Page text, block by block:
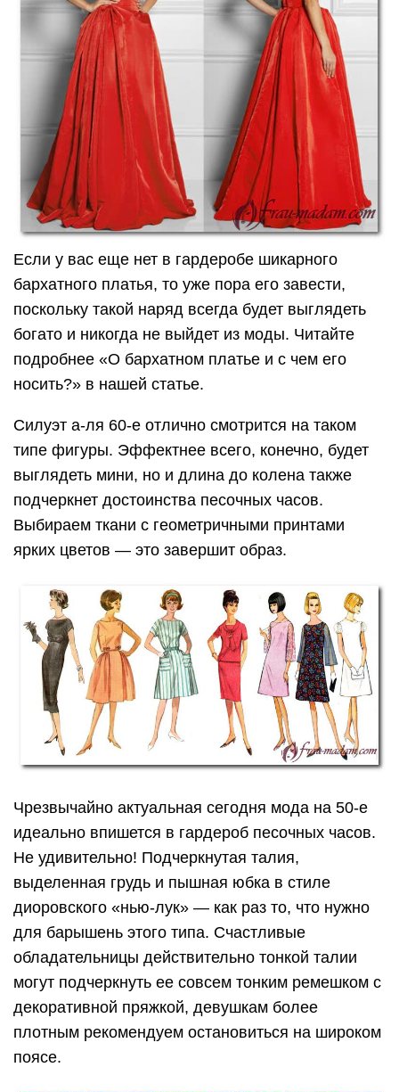
Если у вас еще нет в гардеробе шикарного
бархатного платья, то уже пора его завести,
поскольку такой наряд всегда будет выглядеть
богато и никогда не выйдет из моды. Читайте
подробнее «О бархатном платье и с чем его
носить?» в нашей статье.
Силуэт а-ля 60-е отлично смотрится на таком
типе фигуры. Эффектнее всего, конечно, будет
выглядеть мини, но и длина до колена также
подчеркнет достоинства песочных часов.
Выбираем ткани с геометричными принтами
ярких цветов — это завершит образ.
Чрезвычайно актуальная сегодня мода на 50-е
идеально впишется в гардероб песочных часов.
Не удивительно! Подчеркнутая талия,
выделенная грудь и пышная юбка в стиле
диоровского «нью-лук» — как раз то, что нужно
для барышень этого типа. Счастливые
обладательницы действительно тонкой талии
могут подчеркнуть ее совсем тонким ремешком с
декоративной пряжкой, девушкам более
плотным рекомендуем остановиться на широком
поясе.